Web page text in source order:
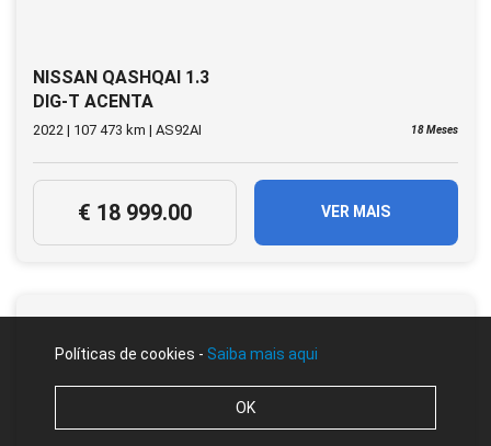
NISSAN QASHQAI 1.3
DIG-T ACENTA
2022 | 107 473 km | AS92AI 18 Meses
€ 18 999.00 VER MAIS
Políticas de cookies - Saiba mais aqui
OK